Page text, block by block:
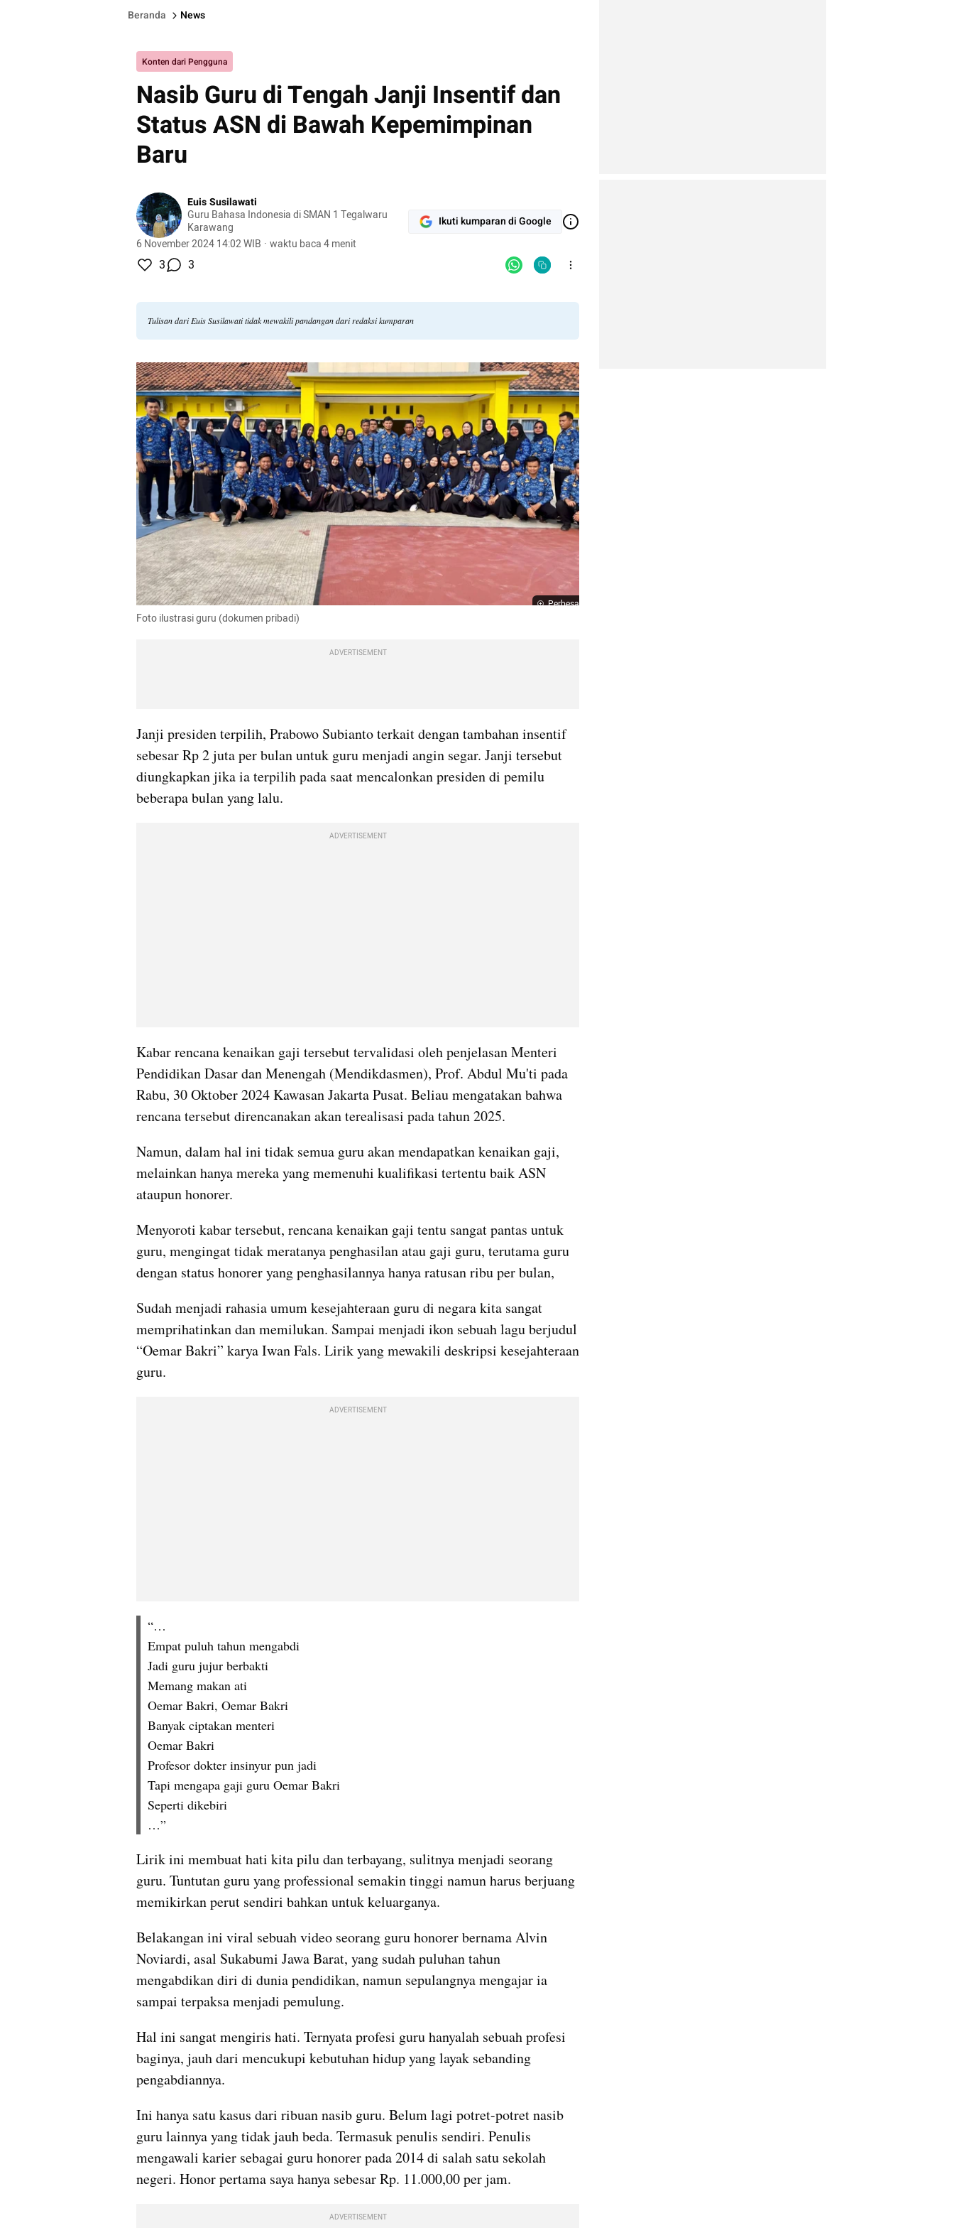
Beranda News
Konten dari Pengguna
Nasib Guru di Tengah Janji Insentif dan
Status ASN di Bawah Kepemimpinan
Baru
Euis Susilawati
Guru Bahasa Indonesia di SMAN 1 Tegalwaru
Karawang
6 November 2024 14:02 WIB · waktu baca 4 menit
Ikuti kumparan di Google
3 3
Tulisan dari Euis Susilawati tidak mewakili pandangan dari redaksi kumparan
Perbesar
Foto ilustrasi guru (dokumen pribadi)
ADVERTISEMENT
Janji presiden terpilih, Prabowo Subianto terkait dengan tambahan insentif
sebesar Rp 2 juta per bulan untuk guru menjadi angin segar. Janji tersebut
diungkapkan jika ia terpilih pada saat mencalonkan presiden di pemilu
beberapa bulan yang lalu.
ADVERTISEMENT
Kabar rencana kenaikan gaji tersebut tervalidasi oleh penjelasan Menteri
Pendidikan Dasar dan Menengah (Mendikdasmen), Prof. Abdul Mu'ti pada
Rabu, 30 Oktober 2024 Kawasan Jakarta Pusat. Beliau mengatakan bahwa
rencana tersebut direncanakan akan terealisasi pada tahun 2025.
Namun, dalam hal ini tidak semua guru akan mendapatkan kenaikan gaji,
melainkan hanya mereka yang memenuhi kualifikasi tertentu baik ASN
ataupun honorer.
Menyoroti kabar tersebut, rencana kenaikan gaji tentu sangat pantas untuk
guru, mengingat tidak meratanya penghasilan atau gaji guru, terutama guru
dengan status honorer yang penghasilannya hanya ratusan ribu per bulan,
Sudah menjadi rahasia umum kesejahteraan guru di negara kita sangat
memprihatinkan dan memilukan. Sampai menjadi ikon sebuah lagu berjudul
“Oemar Bakri” karya Iwan Fals. Lirik yang mewakili deskripsi kesejahteraan
guru.
ADVERTISEMENT
“…
Empat puluh tahun mengabdi
Jadi guru jujur berbakti
Memang makan ati
Oemar Bakri, Oemar Bakri
Banyak ciptakan menteri
Oemar Bakri
Profesor dokter insinyur pun jadi
Tapi mengapa gaji guru Oemar Bakri
Seperti dikebiri
…”
Lirik ini membuat hati kita pilu dan terbayang, sulitnya menjadi seorang
guru. Tuntutan guru yang professional semakin tinggi namun harus berjuang
memikirkan perut sendiri bahkan untuk keluarganya.
Belakangan ini viral sebuah video seorang guru honorer bernama Alvin
Noviardi, asal Sukabumi Jawa Barat, yang sudah puluhan tahun
mengabdikan diri di dunia pendidikan, namun sepulangnya mengajar ia
sampai terpaksa menjadi pemulung.
Hal ini sangat mengiris hati. Ternyata profesi guru hanyalah sebuah profesi
baginya, jauh dari mencukupi kebutuhan hidup yang layak sebanding
pengabdiannya.
Ini hanya satu kasus dari ribuan nasib guru. Belum lagi potret-potret nasib
guru lainnya yang tidak jauh beda. Termasuk penulis sendiri. Penulis
mengawali karier sebagai guru honorer pada 2014 di salah satu sekolah
negeri. Honor pertama saya hanya sebesar Rp. 11.000,00 per jam.
ADVERTISEMENT